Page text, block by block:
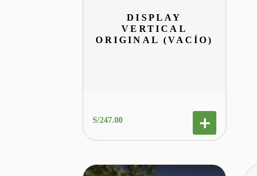
DISPLAY
VERTICAL
ORIGINAL (VACÍO)
S/247.00